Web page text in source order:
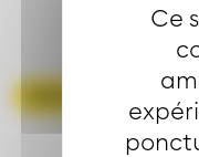
Ce
Voir toute les infos